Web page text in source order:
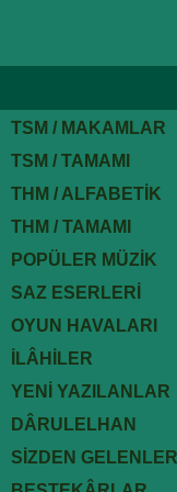
TSM / MAKAMLAR
TSM / TAMAMI
THM / ALFABETİK
THM / TAMAMI
POPÜLER MÜZİK
SAZ ESERLERİ
OYUN HAVALARI
İLÂHİLER
YENİ YAZILANLAR
DÂRULELHAN
SİZDEN GELENLER